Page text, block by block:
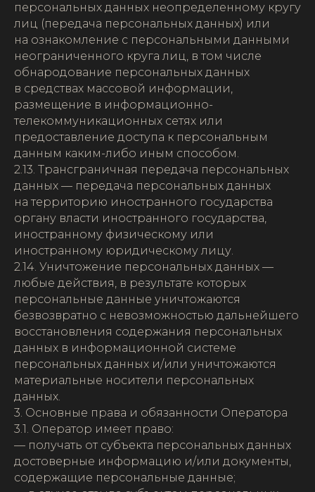
персональных данных неопределенному кругу
лиц (передача персональных данных) или
на ознакомление с персональными данными
неограниченного круга лиц, в том числе
обнародование персональных данных
в средствах массовой информации,
размещение в информационно-
телекоммуникационных сетях или
предоставление доступа к персональным
данным каким-либо иным способом.
2.13. Трансграничная передача персональных
данных — передача персональных данных
на территорию иностранного государства
органу власти иностранного государства,
иностранному физическому или
иностранному юридическому лицу.
2.14. Уничтожение персональных данных —
любые действия, в результате которых
персональные данные уничтожаются
безвозвратно с невозможностью дальнейшего
восстановления содержания персональных
данных в информационной системе
персональных данных и/или уничтожаются
материальные носители персональных
данных.
3. Основные права и обязанности Оператора
3.1. Оператор имеет право:
— получать от субъекта персональных данных
достоверные информацию и/или документы,
содержащие персональные данные;